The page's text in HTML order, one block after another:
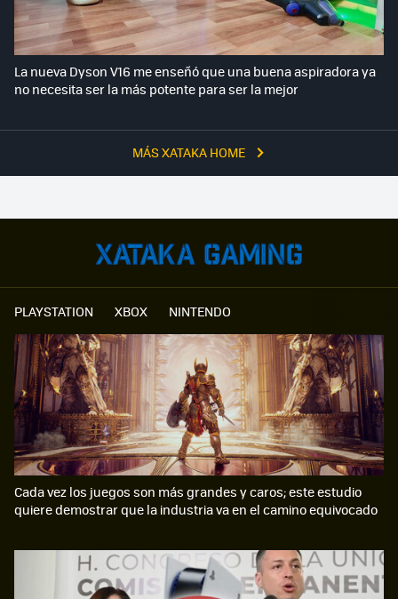
MÁS XATAKA HOME
La nueva Dyson V16 me enseñó que una buena aspiradora ya
no necesita ser la más potente para ser la mejor
PLAYSTATION XBOX NINTENDO
Cada vez los juegos son más grandes y caros; este estudio
quiere demostrar que la industria va en el camino equivocado